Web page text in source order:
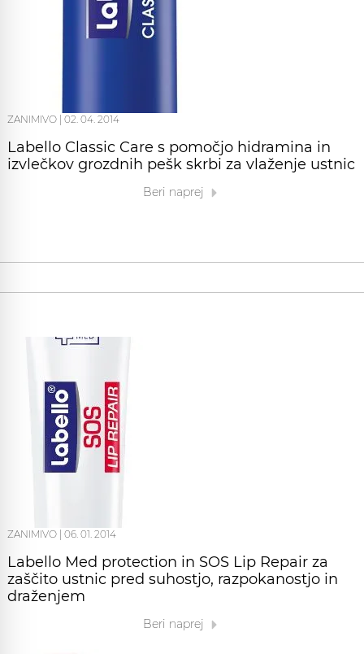
ZANIMIVO 02. 04. 2014
Labello Classic Care s pomočjo hidramina in
izvlečkov grozdnih pešk skrbi za vlaženje ustnic
Beri naprej
ZANIMIVO | 06. 01. 2014
Labello Med protection in SOS Lip Repair za
zaščito ustnic pred suhostjo, razpokanostjo in
draženjem
Beri naprej